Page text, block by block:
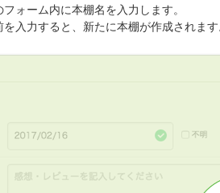
ォーム内に本棚名を入力します。
入力すると、新たに本棚が作成されます